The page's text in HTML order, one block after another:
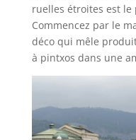
ruelles étroites est le
Commencez par le
déco qui mêle
à pintxos dans une